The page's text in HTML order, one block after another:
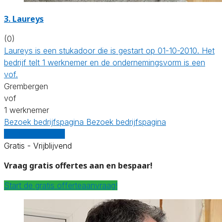
3. Laureys
(0)
Laureys is een stukadoor die is gestart op 01-10-2010. Het
bedrijf telt 1 werknemer en de ondernemingsvorm is een
vof.
Grembergen
vof
1 werknemer
Bezoek bedrijfspagina Bezoek bedrijfspagina
Gratis - Vrijblijvend
Vraag gratis offertes aan en bespaar!
Start de gratis offerteaanvraag!